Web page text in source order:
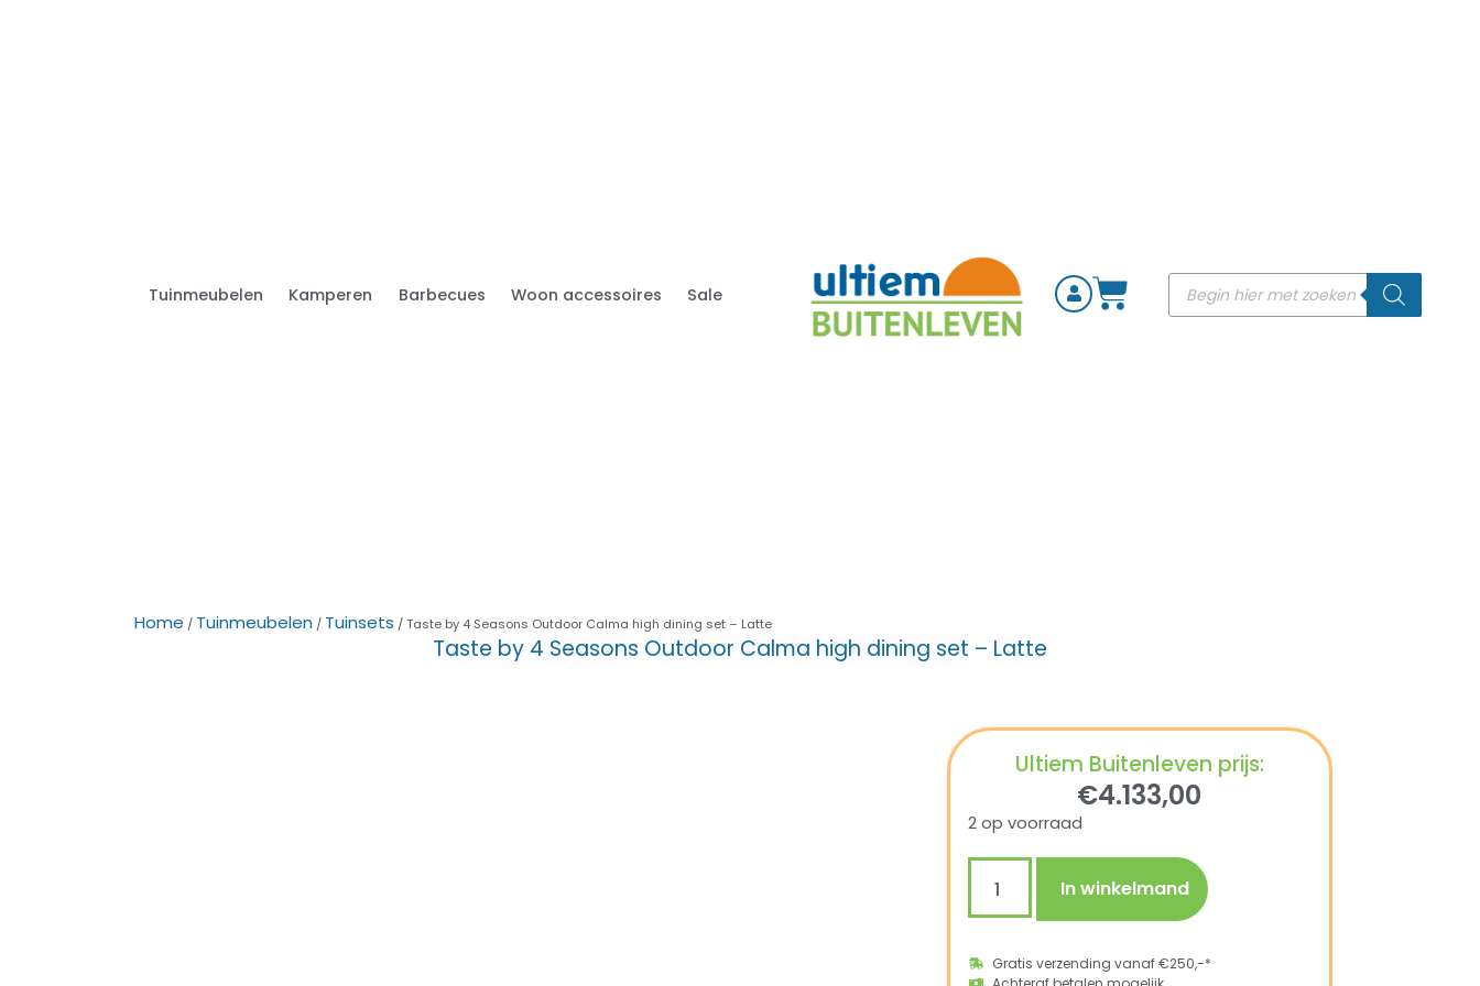
Tuinmeubelen Kamperen Barbecues Woon accessoires Sale
Home / Tuinmeubelen / Tuinsets / Taste by 4 Seasons Outdoor Calma high dining set – Latte
Taste by 4 Seasons Outdoor Calma high dining set – Latte
Ultiem Buitenleven prijs:
€4.133,00
2 op voorraad
In winkelmand
Gratis verzending vanaf €250,-*